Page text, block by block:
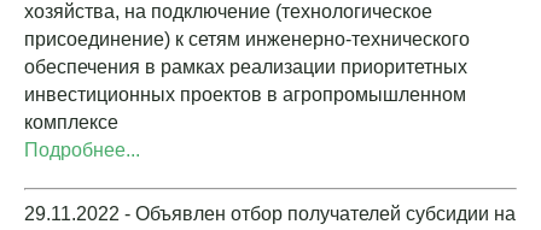
хозяйства, на подключение (технологическое
присоединение) к сетям инженерно-технического
обеспечения в рамках реализации приоритетных
инвестиционных проектов в агропромышленном
комплексе
Подробнее...
29.11.2022 - Объявлен отбор получателей субсидии на